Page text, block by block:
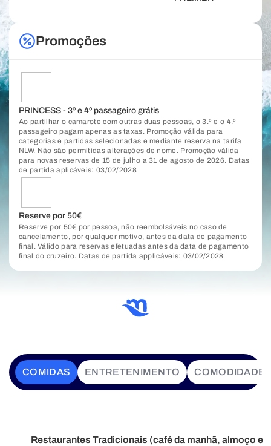
Promoções
PRINCESS - 3º e 4º passageiro grátis
Ao partilhar o camarote com outras duas pessoas, o 3.º e o 4.º
passageiro pagam apenas as taxas. Promoção válida para
categorias e partidas selecionadas e mediante reserva na tarifa
NLW. Não são permitidas alterações de nome. Promoção válida
para novas reservas de 15 de julho a 31 de agosto de 2026. Datas
de partida aplicáveis: 03/02/2028
Reserve por 50€
Reserve por 50€ por pessoa, não reembolsáveis no caso de
cancelamento, por qualquer motivo, antes da data de pagamento
final. Válido para reservas efetuadas antes da data de pagamento
final do cruzeiro. Datas de partida applicáveis: 03/02/2028
COMIDAS ENTRETENIMENTO
Restaurantes Tradicionais (café da manhã, almoço e